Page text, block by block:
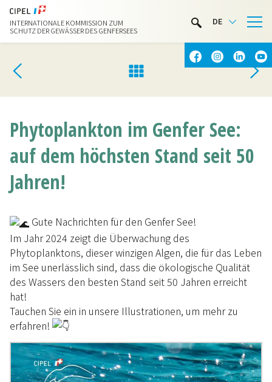
INTERNATIONALE KOMMISSION ZUM
SCHUTZ DER GEWÄSSER DES GENFERSEES
DE
LIMNOTHEK
WASSERAKTIVITÄTEN
KONTAKT & ANFAHRT
Phytoplankton im Genfer See:
auf dem höchsten Stand seit 50
Jahren!
Gute Nachrichten für den Genfer See!
Im Jahr 2024 zeigt die Überwachung des
Phytoplanktons, dieser winzigen Algen, die für das Leben
im See unerlässlich sind, dass die ökologische Qualität
des Wassers den besten Stand seit 50 Jahren erreicht
hat!
Tauchen Sie ein in unsere Illustrationen, um mehr zu
erfahren!